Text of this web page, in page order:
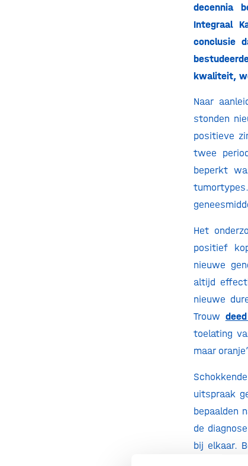
decennia
Integraal
conclusie
kwaliteit,
Naar
stonden
positieve
twee
beperkt
Het
positief
nieuwe
altijd
nieuwe
Trouw
toelating
maar
uitspraak
bepaalden
de
bij elkaar.